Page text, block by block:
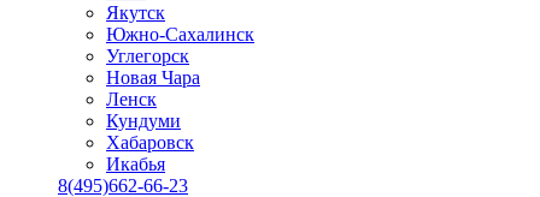
Якутск
Южно-Сахалинск
Углегорск
Новая Чара
Ленск
Кундуми
Хабаровск
Икабья
8(495)662-66-23